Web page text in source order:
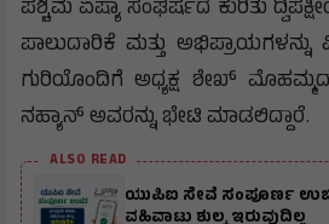
ಪಶ್ಚಿಮ ಏಷ್ಯಾ ಸಂಘರ್ಷದ ಕುರಿತು
ಪಾಲುದಾರಿಕೆ ಮತ್ತು
ಗುರಿಯೊಂದಿಗೆ ಅಧ್ಯಕ್ಷ ಶೇಖ್
ನಹ್ಯಾನ್ ಅವರನ್ನು ಭೇಟಿ ಮಾಡಲಿದ್ದಾರೆ.
ALSO READ
ಯುಪಿಐ ಸೇವೆ ಸಂಪೂರ್ಣ